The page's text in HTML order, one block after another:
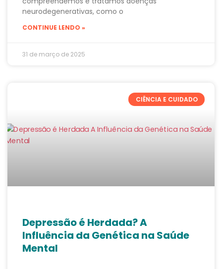
neurodegenerativas, como o
CONTINUE LENDO »
31 de março de 2025
CIÊNCIA E CUIDADO
Depressão é Herdada? A
Influência da Genética na Saúde
Mental